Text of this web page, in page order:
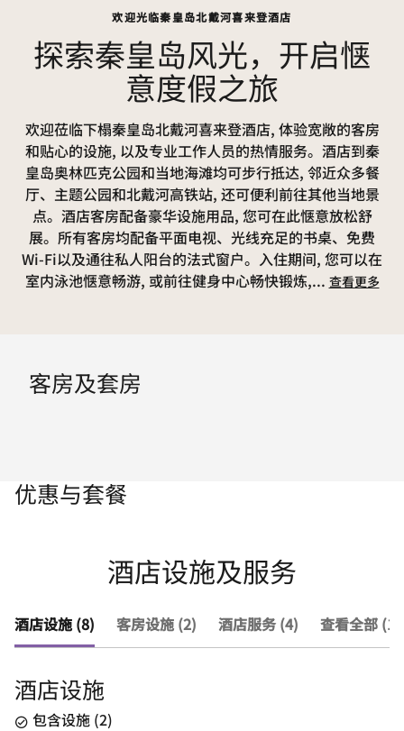
欢迎光临秦皇岛北戴河喜来登酒店
探索秦皇岛风光，开启惬
意度假之旅
欢迎莅临下榻秦皇岛北戴河喜来登酒店, 体验宽敞的客房
和贴心的设施, 以及专业工作人员的热情服务。酒店到秦
皇岛奥林匹克公园和当地海滩均可步行抵达, 邻近众多餐
厅、主题公园和北戴河高铁站, 还可便利前往其他当地景
点。酒店客房配备豪华设施用品, 您可在此惬意放松舒
展。所有客房均配备平面电视、光线充足的书桌、免费
Wi-Fi以及通往私人阳台的法式窗户。入住期间, 您可以在
室内泳池惬意畅游, 或前往健身中心畅快锻炼,... 查看更多
客房及套房
优惠与套餐
酒店设施及服务
酒店设施 (8) 客房设施 (2) 酒店服务 (4) 查看全部
酒店设施
包含设施 (2)